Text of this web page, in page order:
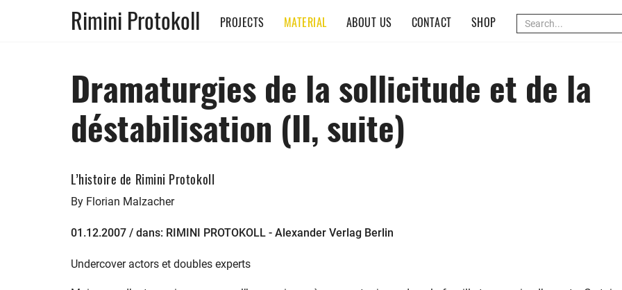
Rimini Protokoll PROJECTS MATERIAL ABOUT US CONTACT SHOP
Dramaturgies de la sollicitude et de la
déstabilisation (II, suite)
L’histoire de Rimini Protokoll
By Florian Malzacher
01.12.2007 / dans: RIMINI PROTOKOLL - Alexander Verlag Berlin
Undercover actors et doubles experts